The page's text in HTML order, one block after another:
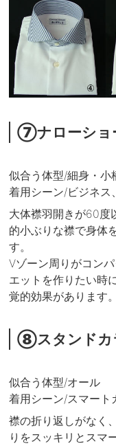
⑦ナローショ
似合う体型/細身・小
着用シーン/ビジネス
大体襟羽開きが60度
的小ぶりな襟で身体
す。
Vゾーン周りがコン
エットを作りたい時
覚的効果があります。
⑧スタンドカ
似合う体型/オール
着用シーン/スマート
襟の折り返しがなく
りをスッキリとスマ